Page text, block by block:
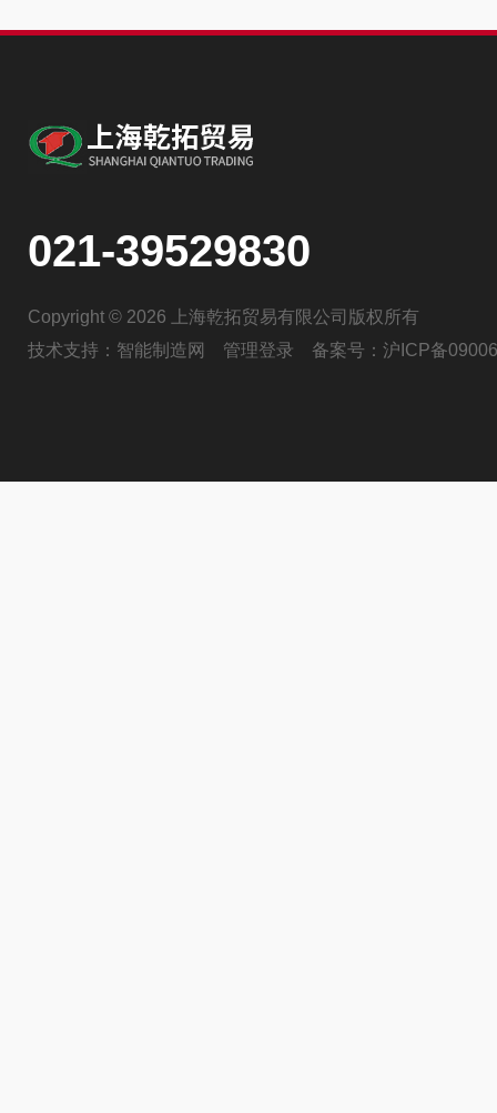
021-39529830
Copyright © 2026 上海乾拓贸易有限公司版权所有
技术支持： 智能制造网 管理登录 备案号： 沪ICP备